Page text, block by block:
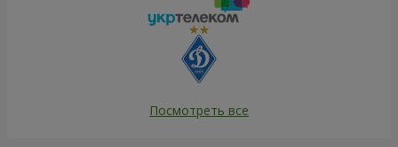
Посмотреть все